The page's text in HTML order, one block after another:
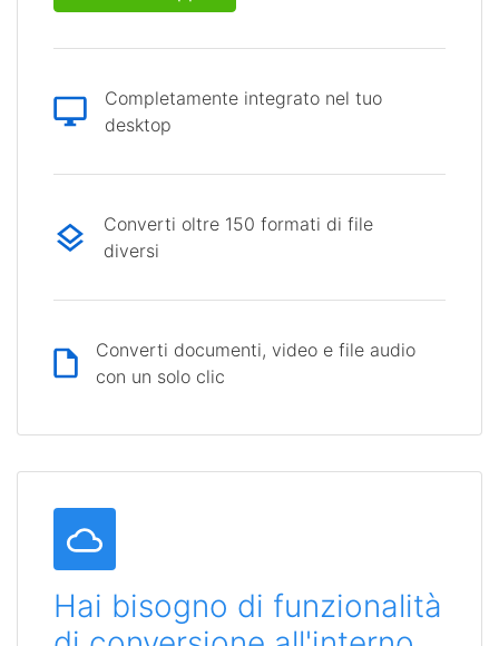
Completamente integrato nel tuo
desktop
Converti oltre 150 formati di file
diversi
Converti documenti, video e file audio
con un solo clic
Hai bisogno di funzionalità